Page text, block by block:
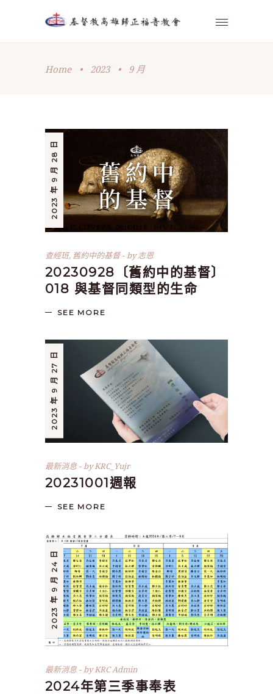
Home • 2023 • 9 月
2023 年 9 月 28 日
查經班, 舊約中的基督 by志恩
20230928〔舊約中的基督〕
018 與基督同類型的生命
SEE MORE
2023 年 9 月 27 日
最新消息 byKRC_Yujr
20231001週報
SEE MORE
2023 年 9 月 24 日
最新消息 byKRC Admin
2024年第三季事奉表